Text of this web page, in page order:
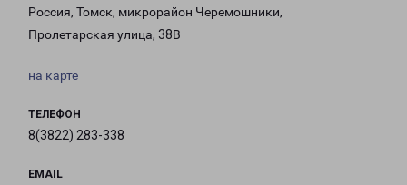
Россия, Томск, микрорайон Черемошники,
Пролетарская улица, 38В
на карте
ТЕЛЕФОН
8(3822) 283-338
EMAIL